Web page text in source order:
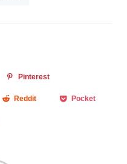
Pinterest
Reddit Pocket